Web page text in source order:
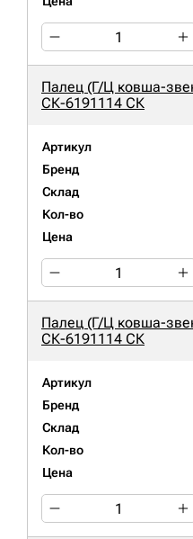
Палец (Г/Ц ковша-
СК-6191114 СК
Артикул
Бренд
Склад
Кол-во
Цена
Палец (Г/Ц ковша-
СК-6191114 СК
Артикул
Бренд
Склад
Кол-во
Цена